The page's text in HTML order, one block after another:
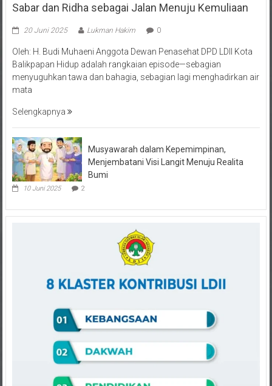
Sabar dan Ridha sebagai Jalan Menuju Kemuliaan
20 Juni 2025 Lukman Hakim 0
Oleh: H. Budi Muhaeni Anggota Dewan Penasehat DPD LDII Kota
Balikpapan Hidup adalah rangkaian episode—sebagian
menyuguhkan tawa dan bahagia, sebagian lagi menghadirkan air
mata
Selengkapnya
Musyawarah dalam Kepemimpinan,
Menjembatani Visi Langit Menuju Realita
Bumi
10 Juni 2025 2